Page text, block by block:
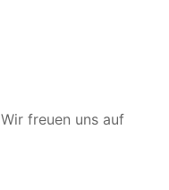
freuen uns auf